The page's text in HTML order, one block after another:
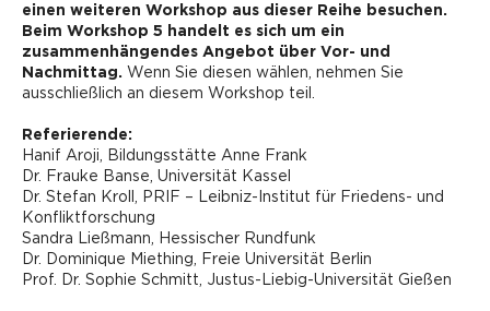
einen weiteren Workshop aus dieser Reihe besuchen.
Beim Workshop 5 handelt es sich um ein
zusammenhängendes Angebot über Vor- und
Nachmittag. Wenn Sie diesen wählen, nehmen Sie
ausschließlich an diesem Workshop teil.
Referierende:
Hanif Aroji, Bildungsstätte Anne Frank
Dr. Frauke Banse, Universität Kassel
Dr. Stefan Kroll, PRIF – Leibniz-Institut für Friedens- und
Konfliktforschung
Sandra Ließmann, Hessischer Rundfunk
Dr. Dominique Miething, Freie Universität Berlin
Prof. Dr. Sophie Schmitt, Justus-Liebig-Universität Gießen